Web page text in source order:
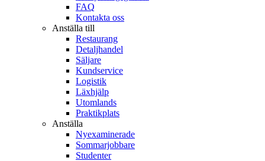
FAQ
Kontakta oss
Anställa till
Restaurang
Detaljhandel
Säljare
Kundservice
Logistik
Läxhjälp
Utomlands
Praktikplats
Anställa
Nyexaminerade
Sommarjobbare
Studenter